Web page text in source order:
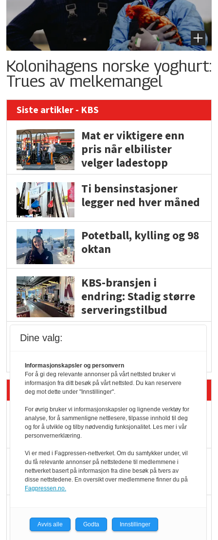
Kolonihagens norske yoghurt:
Trues av melkemangel
Siste artikler - KBS
Mat er viktigere enn
pris når elbilister
velger ladestopp
Ti bensinstasjoner
legger ned hver måned
Potetball, kylling og 98
oktan
KBS-bransjen i
endring: Stadig større
serveringstilbud
Siste artikler - Butikk i praksis
Rema-flaggskip
dundrer videre
Slik opprettholdes
ølsalget
hyller
Dine valg:
Informasjonskapsler og personvern
For å gi deg relevante annonser på vårt nettsted bruker vi
informasjon fra ditt besøk på vårt nettsted. Du kan reservere
deg mot dette under "Innstillinger".
For øvrig bruker vi informasjonskapsler og lignende verktøy for
analyse, for å sammenligne nettlesere, tilpasse innhold til deg
og for å utvikle og tilby nødvendig funksjonalitet. Les mer i vår
personvernerklæring.
Vi er med i Fagpressen-nettverket. Om du samtykker under, vil
du få relevante annonser på nettstedene til medlemmene i
nettverket basert på informasjon fra dine besøk på tvers av
disse nettstedene. En oversikt over medlemmene finner du på
Fagpressen.no.
Avvis alle Godta Innstillinger